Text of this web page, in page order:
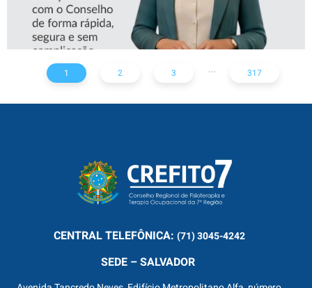
1 2 3 ... 317
CENTRALTELEFÔNICA: (71) 3045-4242
SEDE – SALVADOR